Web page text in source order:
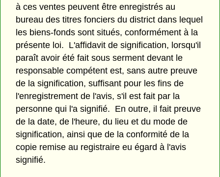
à ces ventes peuvent être enregistrés au
bureau des titres fonciers du district dans lequel
les biens-fonds sont situés, conformément à la
présente loi. L'affidavit de signification, lorsqu'il
paraît avoir été fait sous serment devant le
responsable compétent est, sans autre preuve
de la signification, suffisant pour les fins de
l'enregistrement de l'avis, s'il est fait par la
personne qui l'a signifié. En outre, il fait preuve
de la date, de l'heure, du lieu et du mode de
signification, ainsi que de la conformité de la
copie remise au registraire eu égard à l'avis
signifié.